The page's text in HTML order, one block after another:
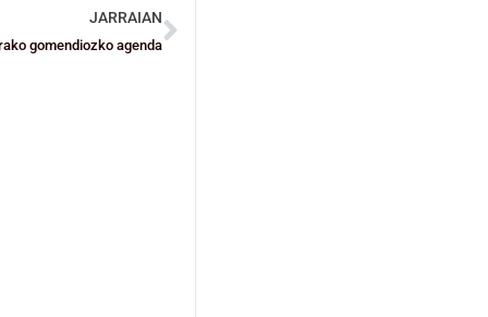
JARRAIAN
gomendiozko agenda